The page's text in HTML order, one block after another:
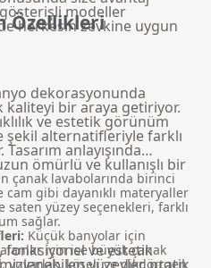
modeller
herkesin zevkine uygun
Özellikleri
dekorasyonunda
kaliteyi bir araya getiriyor.
ve estetik görünüm
şekil alternatifleriyle farklı
anlayışında
ömürlü ve kullanışlı bir
çanak lavabolarında birinci
cam gibi dayanıklı materyaller
saten yüzey seçenekleri, farklı
sağlar.
Küçük banyolar için
için ise büyük çanak
yuvarlak, köşeli ve dikdörtgen
fonksiyonel ve estetik